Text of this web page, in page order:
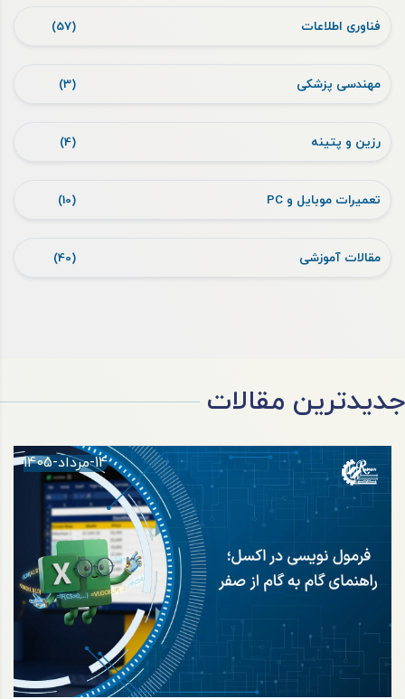
فناوری اطلاعات (57)
مهندسی پزشکی (3)
رزین و پتینه (4)
تعمیرات موبایل و PC (10)
مقالات آموزشی (40)
جدیدترین مقالات
14-مرداد-1405